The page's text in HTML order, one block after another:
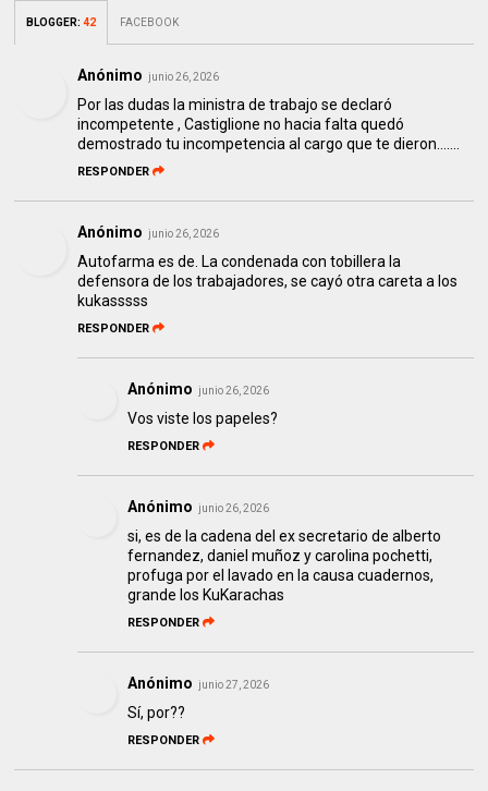
BLOGGER:42 FACEBOOK
Anónimo junio 26, 2026
Por las dudas la ministra de trabajo se declaró
incompetente , Castiglione no hacia falta quedó
demostrado tu incompetencia al cargo que te dieron.......
RESPONDER
Anónimo junio 26, 2026
Autofarma es de. La condenada con tobillera la
defensora de los trabajadores, se cayó otra careta a los
kukasssss
RESPONDER
Anónimo junio 26, 2026
Vos viste los papeles?
RESPONDER
Anónimo junio 26, 2026
si, es de la cadena del ex secretario de alberto
fernandez, daniel muñoz y carolina pochetti,
profuga por el lavado en la causa cuadernos,
grande los KuKarachas
RESPONDER
Anónimo junio 27, 2026
Sí, por??
RESPONDER